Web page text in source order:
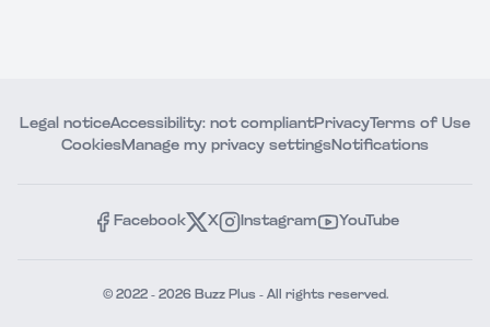
Legal noticeAccessibility: not compliantPrivacyTerms of Use
CookiesManage my privacy settingsNotifications
Facebook X Instagram YouTube
© 2022 - 2026 Buzz Plus - All rights reserved.